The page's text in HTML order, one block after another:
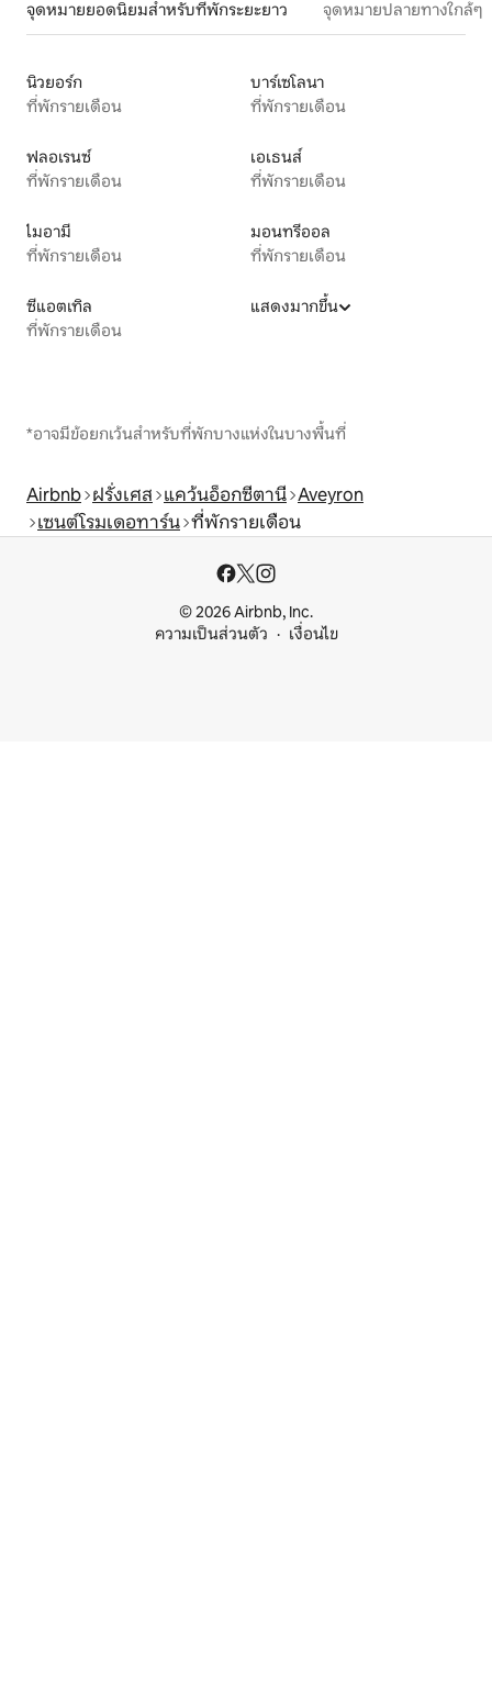
จุดหมายยอดนิยมสำหรับที่พักระยะยาว จุดหมายปลายทางใกล้ๆ
นิวยอร์ก
ที่พักรายเดือน
บาร์เซโลนา
ที่พักรายเดือน
ฟลอเรนซ์
ที่พักรายเดือน
เอเธนส์
ที่พักรายเดือน
ไมอามี
ที่พักรายเดือน
มอนทรีออล
ที่พักรายเดือน
ซีแอตเทิล
ที่พักรายเดือน
แสดงมากขึ้น
*อาจมีข้อยกเว้นสำหรับที่พักบางแห่งในบางพื้นที่
Airbnb ฝรั่งเศส แคว้นอ็อกซีตานี Aveyron
เซนต์โรมเดอทาร์น ที่พักรายเดือน
© 2026 Airbnb, Inc.
ความเป็นส่วนตัว
เงื่อนไข